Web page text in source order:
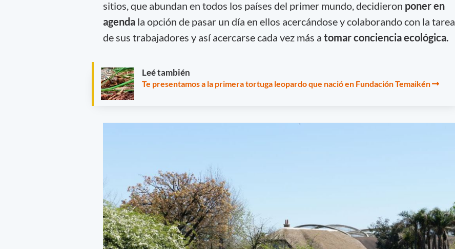
sitios, que abundan en todos los países del primer mundo, decidieron poner en
agendala opción de pasar un día en ellos acercándose y colaborando con la tarea
de sus trabajadores y así acercarse cada vez más a tomar conciencia ecológica.
Leé también
Te presentamos a la primera tortuga leopardo que nació en Fundación Temaikén